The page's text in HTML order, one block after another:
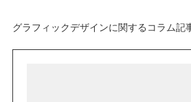
グラフィックデザインに関するコラム記